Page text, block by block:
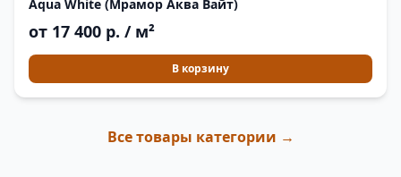
Aqua White (Мрамор Аква Вайт)
от 17 400 р. / м²
В корзину
Все товары категории →